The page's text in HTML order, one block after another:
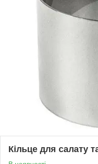
Кільце для салату